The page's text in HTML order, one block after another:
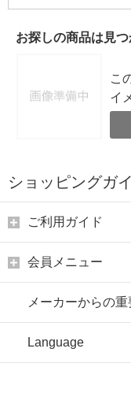
お探しの商品は見
こ
イ
ショッピングガ
ご利用ガイド
会員メニュー
メーカーからの
Language